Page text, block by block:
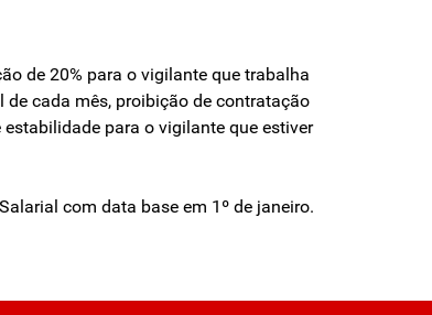
de 20% para o vigilante que trabalha
cada mês, proibição de contratação
para o vigilante que estiver
com data base em 1º de janeiro.